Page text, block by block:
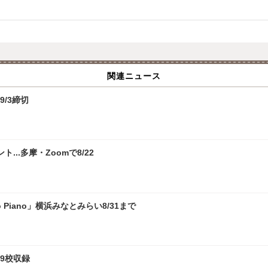
関連ニュース
3締切
ト...多摩・Zoomで8/22
」横浜みなとみらい8/31まで
校収録